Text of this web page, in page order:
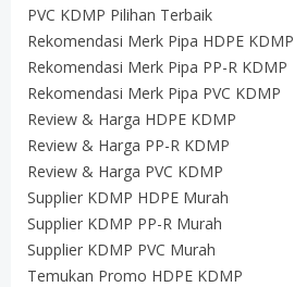
PVC KDMP Pilihan Terbaik
Rekomendasi Merk Pipa HDPE KDMP
Rekomendasi Merk Pipa PP-R KDMP
Rekomendasi Merk Pipa PVC KDMP
Review & Harga HDPE KDMP
Review & Harga PP-R KDMP
Review & Harga PVC KDMP
Supplier KDMP HDPE Murah
Supplier KDMP PP-R Murah
Supplier KDMP PVC Murah
Temukan Promo HDPE KDMP